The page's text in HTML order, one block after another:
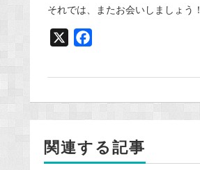
それでは、またお会いしましょう！
o
k
関連する記事